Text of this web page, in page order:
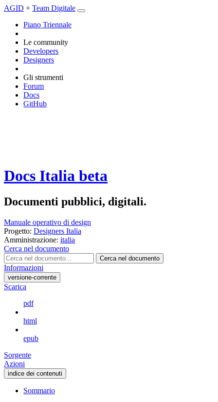
AGID + Team Digitale
Piano Triennale
Le community
Developers
Designers
Gli strumenti
Forum
Docs
GitHub
Docs Italia beta
Documenti pubblici, digitali.
Manuale operativo di design
Progetto: Designers Italia
Amministrazione: italia
Cerca nel documento
Cerca nel documento
Informazioni
versione-corrente
Scarica
pdf
html
epub
Sorgente
Azioni
indice dei contenuti
Sommario